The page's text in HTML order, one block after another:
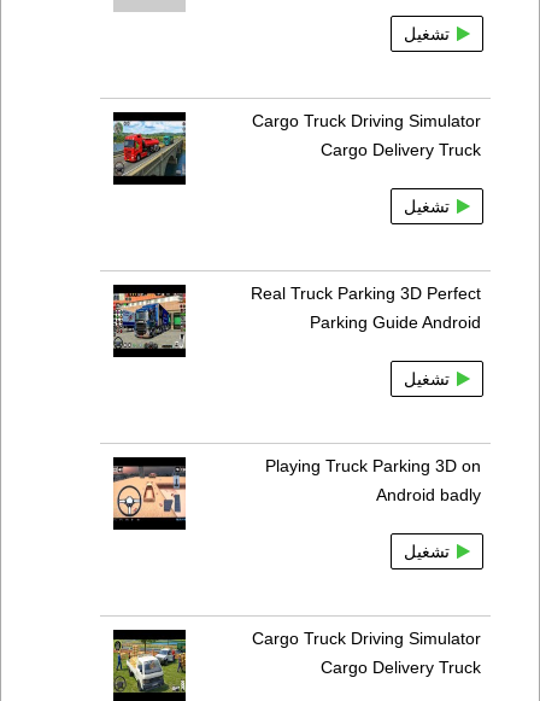
تشغيل
Cargo Truck Driving Simulator
Cargo Delivery Truck
تشغيل
Real Truck Parking 3D Perfect
Parking Guide Android
تشغيل
Playing Truck Parking 3D on
Android badly
تشغيل
Cargo Truck Driving Simulator
Cargo Delivery Truck